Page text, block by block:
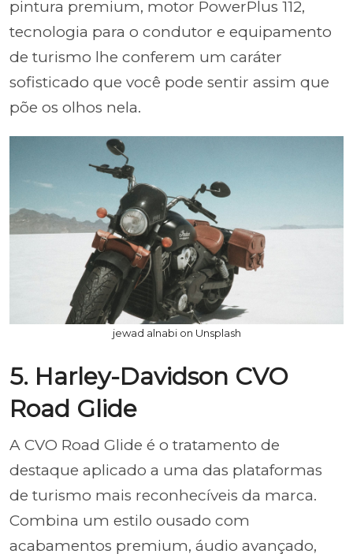
pintura premium, motor PowerPlus 112,
tecnologia para o condutor e equipamento
de turismo lhe conferem um caráter
sofisticado que você pode sentir assim que
põe os olhos nela.
jewad alnabi on Unsplash
5. Harley-Davidson CVO
Road Glide
A CVO Road Glide é o tratamento de
destaque aplicado a uma das plataformas
de turismo mais reconhecíveis da marca.
Combina um estilo ousado com
acabamentos premium, áudio avançado,